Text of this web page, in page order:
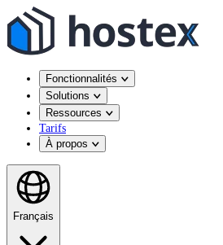
Fonctionnalités
Solutions
Ressources
Tarifs
À propos
Français